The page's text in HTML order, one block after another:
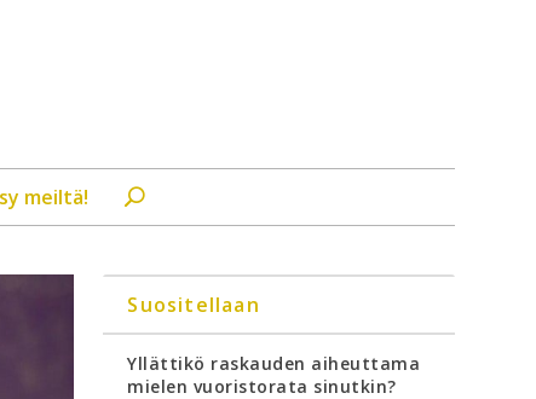
meiltä!
Suositellaan
Yllättikö raskauden aiheuttama
mielen vuoristorata sinutkin?